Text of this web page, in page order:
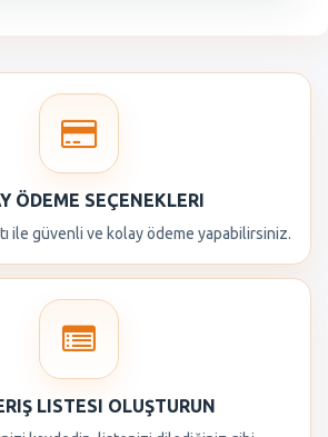
ÖDEME SEÇENEKLERI
ile güvenli ve kolay ödeme yapabilirsiniz.
LISTESI OLUŞTURUN